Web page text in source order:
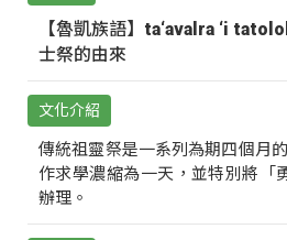
【魯凱族語】ta‘avalra ‘i
士祭的由來
文化介紹
傳統祖靈祭是一系列為期四個月
作求學濃縮為一天，並特別將「
辦理。